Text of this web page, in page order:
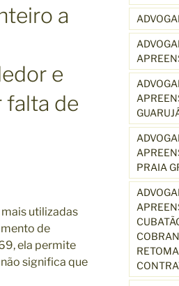
a
e
falta de
utilizadas
de
ela permite
significa que
PRAIA